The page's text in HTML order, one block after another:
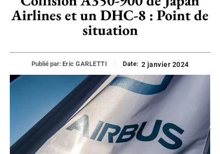
Airlines et un DHC-8 : Point de
situation
Publié par: Eric GARLETTI Date: 2 janvier 2024